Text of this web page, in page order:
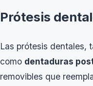
Prótesis
Las prótesis dentales,
como dentaduras
removibles que